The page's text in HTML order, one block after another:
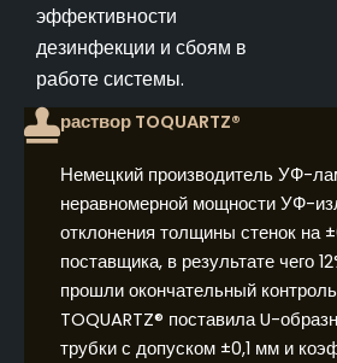
эффективности
дезинфекции и сбоям в
работе системы.
раствор TOQUARTZ®
Немецкий производитель УФ-
неравномерной мощности УФ-
отклонения толщины стенок на
поставщика, в результате чего
прошли окончательный
TOQUARTZ® поставила U-
трубки с допуском ±0,1 мм и